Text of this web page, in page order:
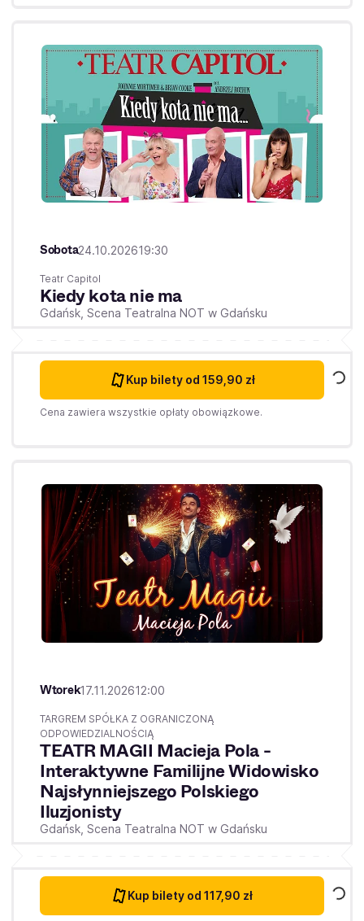
Sobota24.10.202619:30
Teatr Capitol
Kiedy kota nie ma
Gdańsk, Scena Teatralna NOT w Gdańsku
Kup bilety od 159,90 zł
Cena zawiera wszystkie opłaty obowiązkowe.
Wtorek17.11.202612:00
TARGREM SPÓŁKA Z OGRANICZONĄ
ODPOWIEDZIALNOŚCIĄ
TEATR MAGII Macieja Pola -
Interaktywne Familijne Widowisko
Najsłynniejszego Polskiego
Iluzjonisty
Gdańsk, Scena Teatralna NOT w Gdańsku
Kup bilety od 117,90 zł